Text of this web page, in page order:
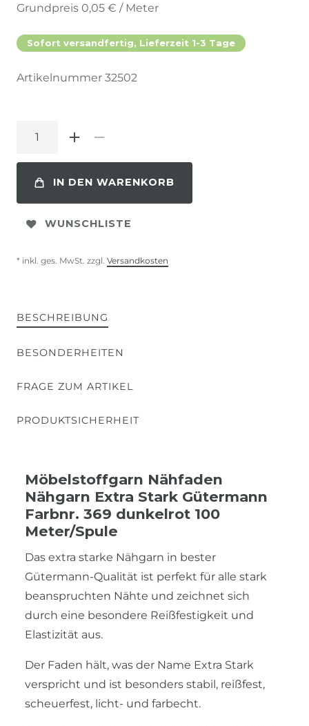
Grundpreis 0,05 € / Meter
Sofort versandfertig, Lieferzeit 1-3 Tage
Artikelnummer 32502
IN DEN WARENKORB
WUNSCHLISTE
* inkl. ges. MwSt. zzgl. Versandkosten
BESCHREIBUNG
BESONDERHEITEN
FRAGE ZUM ARTIKEL
PRODUKTSICHERHEIT
Möbelstoffgarn Nähfaden
Nähgarn Extra Stark Gütermann
Farbnr. 369 dunkelrot 100
Meter/Spule
Das extra starke Nähgarn in bester
Gütermann-Qualität ist perfekt für alle stark
beanspruchten Nähte und zeichnet sich
durch eine besondere Reißfestigkeit und
Elastizität aus.
Der Faden hält, was der Name Extra Stark
verspricht und ist besonders stabil, reißfest,
scheuerfest, licht- und farbecht.